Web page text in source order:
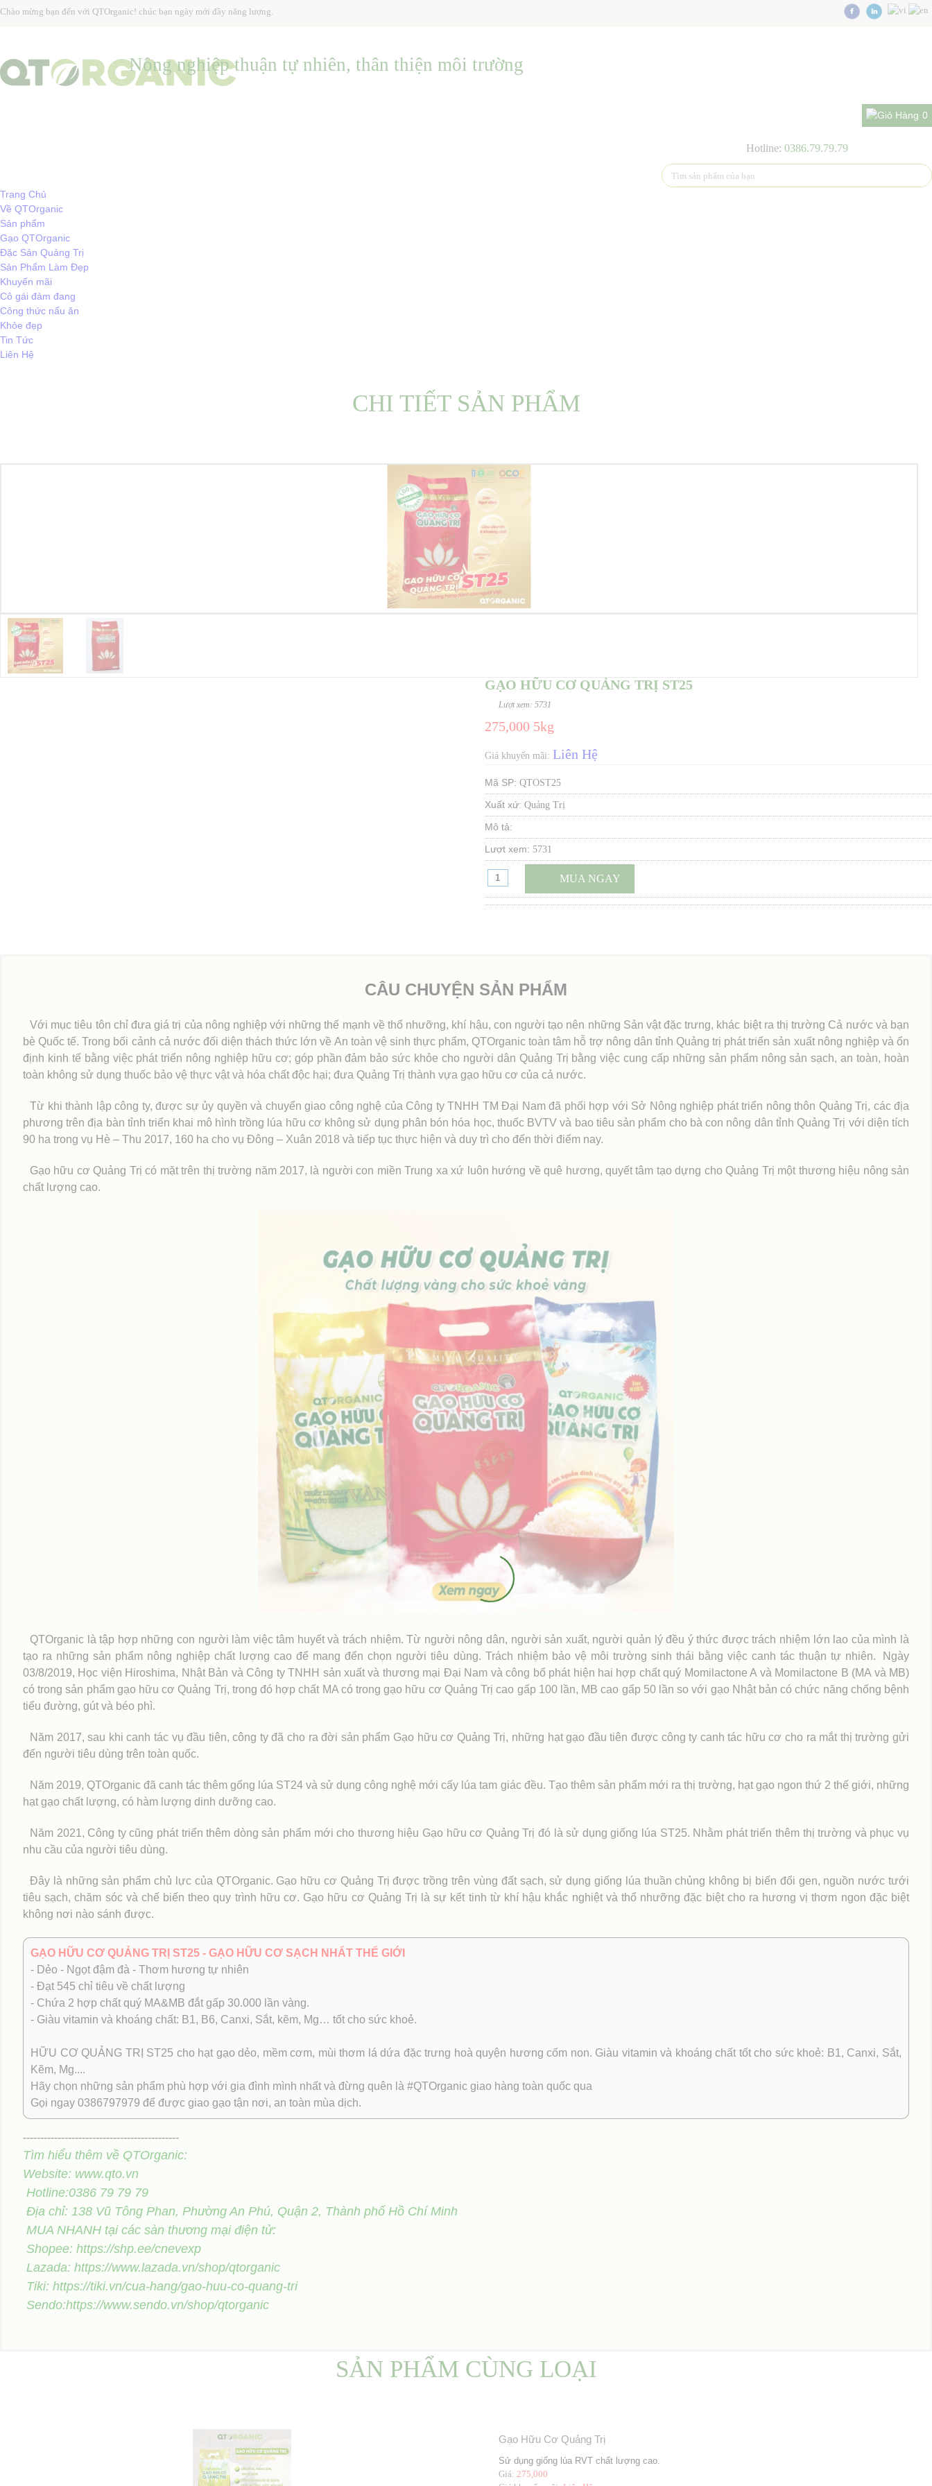
Chào mừng bạn đến với QTOrganic! chúc bạn ngày mới đầy năng lượng.
Nông nghiệp thuận tự nhiên, thân thiện môi trường
Hotline: 0386.79.79.79
Trang Chủ
Về QTOrganic
Sản phẩm
Gạo QTOrganic
Đặc Sản Quảng Trị
Sản Phẩm Làm Đẹp
Khuyến mãi
Cô gái đảm đang
Công thức nấu ăn
Khỏe đẹp
Tin Tức
Liên Hệ
CHI TIẾT SẢN PHẨM
GẠO HỮU CƠ QUẢNG TRỊ ST25
Lượt xem: 5731
275,000 5kg
Giá khuyến mãi: Liên Hệ
Mã SP: QTOST25
Xuất xứ: Quảng Trị
Mô tả:
Lượt xem: 5731
MUA NGAY
CÂU CHUYỆN SẢN PHẨM
Với mục tiêu tôn chỉ đưa giá trị của nông nghiệp với những thế mạnh về thổ nhưỡng, khí hậu, con người tạo nên những Sản vật đặc trưng, khác biệt ra thị trường Cả nước và bạn
bè Quốc tế. Trong bối cảnh cả nước đối diện thách thức lớn về An toàn vệ sinh thực phẩm, QTOrganic toàn tâm hỗ trợ nông dân tỉnh Quảng trị phát triển sản xuất nông nghiệp và ổn
định kinh tế bằng việc phát triển nông nghiệp hữu cơ; góp phần đảm bảo sức khỏe cho người dân Quảng Trị bằng việc cung cấp những sản phẩm nông sản sạch, an toàn, hoàn
toàn không sử dụng thuốc bảo vệ thực vật và hóa chất độc hại; đưa Quảng Trị thành vựa gạo hữu cơ của cả nước.
Từ khi thành lập công ty, được sự ủy quyền và chuyển giao công nghệ của Công ty TNHH TM Đại Nam đã phối hợp với Sở Nông nghiệp phát triển nông thôn Quảng Trị, các địa
phương trên địa bàn tỉnh triển khai mô hình trồng lúa hữu cơ không sử dụng phân bón hóa học, thuốc BVTV và bao tiêu sản phẩm cho bà con nông dân tỉnh Quảng Trị với diện tích
90 ha trong vụ Hè – Thu 2017, 160 ha cho vụ Đông – Xuân 2018 và tiếp tục thực hiện và duy trì cho đến thời điểm nay.
Gạo hữu cơ Quảng Trị có mặt trên thị trường năm 2017, là người con miền Trung xa xứ luôn hướng về quê hương, quyết tâm tạo dựng cho Quảng Trị một thương hiệu nông sản
chất lượng cao.
QTOrganic là tập hợp những con người làm việc tâm huyết và trách nhiệm. Từ người nông dân, người sản xuất, người quản lý đều ý thức được trách nhiệm lớn lao của mình là
tạo ra những sản phẩm nông nghiệp chất lượng cao để mang đến chọn người tiêu dùng. Trách nhiệm bảo vệ môi trường sinh thái bằng việc canh tác thuận tự nhiên.
Ngày
03/8/2019, Học viện Hiroshima, Nhật Bản và Công ty TNHH sản xuất và thương mại Đại Nam và công bố phát hiện hai hợp chất quý Momilactone A và Momilactone B (MA và MB)
có trong sản phẩm gạo hữu cơ Quảng Trị, trong đó hợp chất MA có trong gạo hữu cơ Quảng Trị cao gấp 100 lần, MB cao gấp 50 lần so với gạo Nhật bản có chức năng chống bệnh
tiểu đường, gút và béo phì.
Năm 2017, sau khi canh tác vụ đầu tiên, công ty đã cho ra đời sản phẩm Gạo hữu cơ Quảng Trị, những hạt gạo đầu tiên được công ty canh tác hữu cơ cho ra mắt thị trường gửi
đến người tiêu dùng trên toàn quốc.
Năm 2019, QTOrganic đã canh tác thêm gống lúa ST24 và sử dụng công nghệ mới cấy lúa tam giác đều. Tạo thêm sản phẩm mới ra thị trường, hạt gạo ngon thứ 2 thế giới, những
hạt gạo chất lượng, có hàm lượng dinh dưỡng cao.
Năm 2021, Công ty cũng phát triển thêm dòng sản phẩm mới cho thương hiệu Gạo hữu cơ Quảng Trị đó là sử dụng giống lúa ST25. Nhằm phát triển thêm thị trường và phục vụ
nhu cầu của người tiêu dùng.
Đây là những sản phẩm chủ lực của QTOrganic. Gạo hữu cơ Quảng Trị được trồng trên vùng đất sạch, sử dụng giống lúa thuần chủng không bị biến đổi gen, nguồn nước tưới
tiêu sạch, chăm sóc và chế biến theo quy trình hữu cơ. Gạo hữu cơ Quảng Trị là sự kết tinh từ khí hậu khắc nghiệt và thổ nhưỡng đặc biệt cho ra hương vị thơm ngon đặc biệt
không nơi nào sánh được.
GẠO HỮU CƠ QUẢNG TRỊ ST25 - GẠO HỮU CƠ SẠCH NHẤT THẾ GIỚI
- Dẻo - Ngọt đậm đà - Thơm hương tự nhiên
- Đạt 545 chỉ tiêu về chất lượng
- Chứa 2 hợp chất quý MA&MB đắt gấp 30.000 lần vàng.
- Giàu vitamin và khoáng chất: B1, B6, Canxi, Sắt, kẽm, Mg… tốt cho sức khoẻ.
HỮU CƠ QUẢNG TRỊ ST25 cho hạt gạo dẻo, mềm cơm, mùi thơm lá dứa đặc trưng hoà quyện hương cốm non. Giàu vitamin và khoáng chất tốt cho sức khoẻ: B1, Canxi, Sắt,
Kẽm, Mg....
Hãy chọn những sản phẩm phù hợp với gia đình mình nhất và đừng quên là #QTOrganic giao hàng toàn quốc qua
Gọi ngay 0386797979 để được giao gạo tận nơi, an toàn mùa dịch.
---------------------------------------------
Tìm hiểu thêm về QTOrganic:
Website: www.qto.vn
Hotline:0386 79 79 79
Địa chỉ: 138 Vũ Tông Phan, Phường An Phú, Quận 2, Thành phố Hồ Chí Minh
MUA NHANH tại các sàn thương mại điện tử:
Shopee: https://shp.ee/cnevexp
Lazada: https://www.lazada.vn/shop/qtorganic
Tiki: https://tiki.vn/cua-hang/gao-huu-co-quang-tri
Sendo:https://www.sendo.vn/shop/qtorganic
SẢN PHẨM CÙNG LOẠI
Gạo Hữu Cơ Quảng Trị
Sử dụng giống lúa RVT chất lượng cao.
Giá: 275,000
0